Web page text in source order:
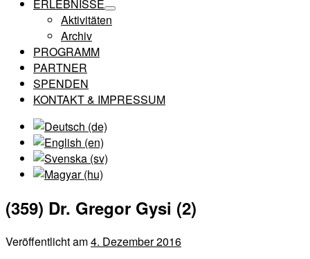
ERLEBNISSE
Aktivitäten
Archiv
PROGRAMM
PARTNER
SPENDEN
KONTAKT & IMPRESSUM
(359) Dr. Gregor Gysi (2)
Veröffentlicht am4. Dezember 2016